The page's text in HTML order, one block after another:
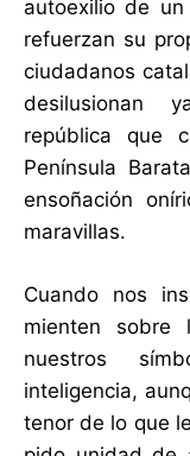
autoexilio de
refuerzan su
ciudadanos
desilusionan
república que
Península
ensoñación
maravillas.
Cuando nos
mienten sobre
nuestros
inteligencia,
tenor de lo que